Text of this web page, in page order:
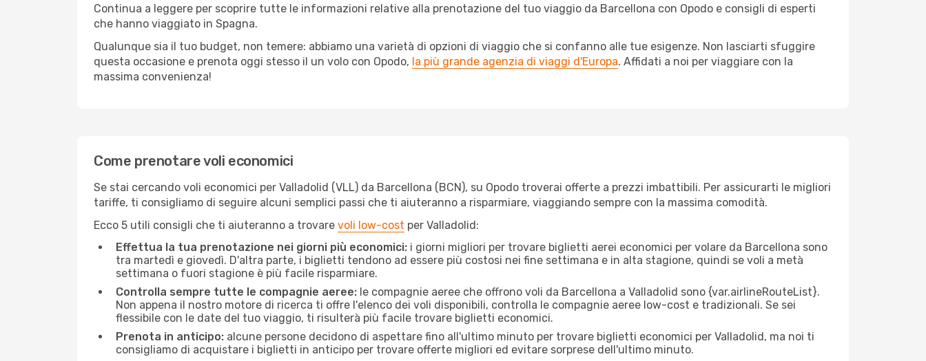
Continua a leggere per scoprire tutte le informazioni relative alla prenotazione del tuo viaggio da Barcellona con Opodo e consigli di esperti
che hanno viaggiato in Spagna.
Qualunque sia il tuo budget, non temere: abbiamo una varietà di opzioni di viaggio che si confanno alle tue esigenze. Non lasciarti sfuggire
questa occasione e prenota oggi stesso il un volo con Opodo, la più grande agenzia di viaggi d'Europa. Affidati a noi per viaggiare con la
massima convenienza!
Come prenotare voli economici
Se stai cercando voli economici per Valladolid (VLL) da Barcellona (BCN), su Opodo troverai offerte a prezzi imbattibili. Per assicurarti le migliori
tariffe, ti consigliamo di seguire alcuni semplici passi che ti aiuteranno a risparmiare, viaggiando sempre con la massima comodità.
Ecco 5 utili consigli che ti aiuteranno a trovare voli low-cost per Valladolid:
Effettua la tua prenotazione nei giorni più economici: i giorni migliori per trovare biglietti aerei economici per volare da Barcellona sono
tra martedì e giovedì. D'altra parte, i biglietti tendono ad essere più costosi nei fine settimana e in alta stagione, quindi se voli a metà
settimana o fuori stagione è più facile risparmiare.
Controlla sempre tutte le compagnie aeree: le compagnie aeree che offrono voli da Barcellona a Valladolid sono {​var.airlineRouteList}.
Non appena il nostro motore di ricerca ti offre l'elenco dei voli disponibili, controlla le compagnie aeree low-cost e tradizionali. Se sei
flessibile con le date del tuo viaggio, ti risulterà più facile trovare biglietti economici.
Prenota in anticipo: alcune persone decidono di aspettare fino all'ultimo minuto per trovare biglietti economici per Valladolid, ma noi ti
consigliamo di acquistare i biglietti in anticipo per trovare offerte migliori ed evitare sorprese dell'ultimo minuto.